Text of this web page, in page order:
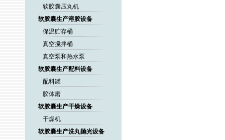
软胶囊压丸机
软胶囊生产溶胶设备
保温贮存桶
真空搅拌桶
真空泵和热水泵
软胶囊生产配料设备
配料罐
胶体磨
软胶囊生产干燥设备
干燥机
软胶囊生产洗丸抛光设备